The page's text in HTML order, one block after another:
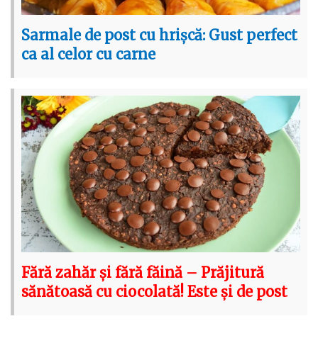
Sarmale de post cu hrișcă: Gust perfect
ca al celor cu carne
Fără zahăr și fără făină – Prăjitură
sănătoasă cu ciocolată! Este și de post